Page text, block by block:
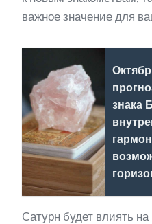
важное значение для
знака
Сатурн будет влиять